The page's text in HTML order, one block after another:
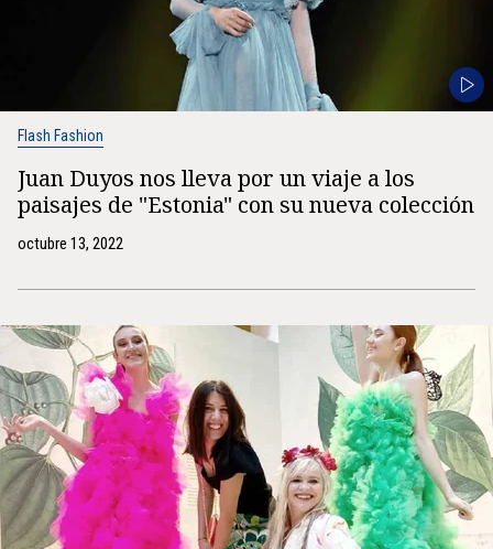
Flash Fashion
Juan Duyos nos lleva por un viaje a los
paisajes de "Estonia" con su nueva colección
octubre 13, 2022